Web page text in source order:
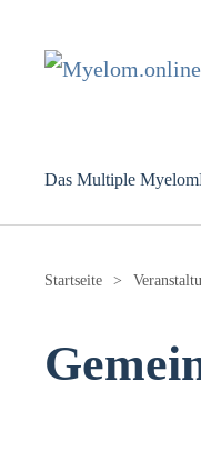
Zum Hauptinhalt
Das Multiple Myelom
Startseite